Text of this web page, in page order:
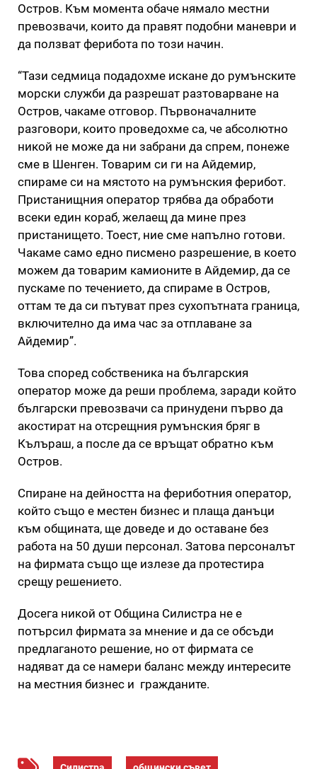
Остров. Към момента обаче нямало местни
превозвачи, които да правят подобни маневри и
да ползват ферибота по този начин.
“Тази седмица подадохме искане до румънските
морски служби да разрешат разтоварване на
Остров, чакаме отговор. Първоначалните
разговори, които проведохме са, че абсолютно
никой не може да ни забрани да спрем, понеже
сме в Шенген. Товарим си ги на Айдемир,
спираме си на мястото на румънския ферибот.
Пристанищния оператор трябва да обработи
всеки един кораб, желаещ да мине през
пристанището. Тоест, ние сме напълно готови.
Чакаме само едно писмено разрешение, в което
можем да товарим камионите в Айдемир, да се
пускаме по течението, да спираме в Остров,
оттам те да си пътуват през сухопътната граница,
включително да има час за отплаване за
Айдемир”.
Това според собственика на българския
оператор може да реши проблема, заради който
български превозвачи са принудени първо да
акостират на отсрещния румънския бряг в
Кълъраш, а после да се връщат обратно към
Остров.
Спиране на дейността на фериботния оператор,
който също е местен бизнес и плаща данъци
към общината, ще доведе и до оставане без
работа на 50 души персонал. Затова персоналът
на фирмата също ще излезе да протестира
срещу решението.
Досега никой от Община Силистра не e
потърсил фирмата за мнение и да се обсъди
предлаганото решение, но от фирмата се
надяват да се намери баланс между интересите
на местния бизнес и гражданите.